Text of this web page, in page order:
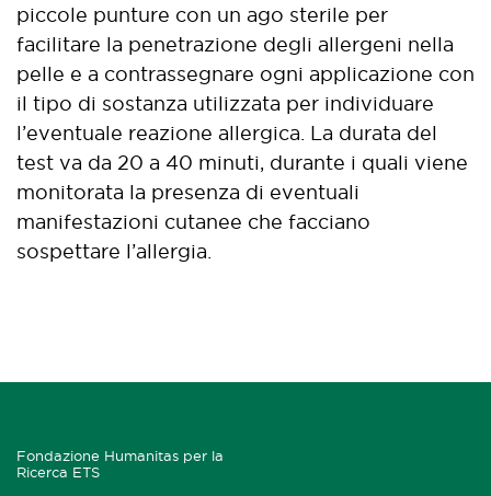
piccole punture con un ago sterile per
facilitare la penetrazione degli allergeni nella
pelle e a contrassegnare ogni applicazione con
il tipo di sostanza utilizzata per individuare
l’eventuale reazione allergica. La durata del
test va da 20 a 40 minuti, durante i quali viene
monitorata la presenza di eventuali
manifestazioni cutanee che facciano
sospettare l’allergia.
Fondazione Humanitas per la
Ricerca ETS